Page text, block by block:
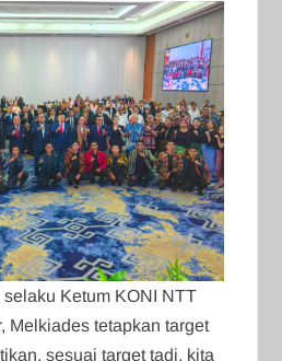
Ketum KONI NTT
Melkiades tetapkan target
sesuai target tadi, kita